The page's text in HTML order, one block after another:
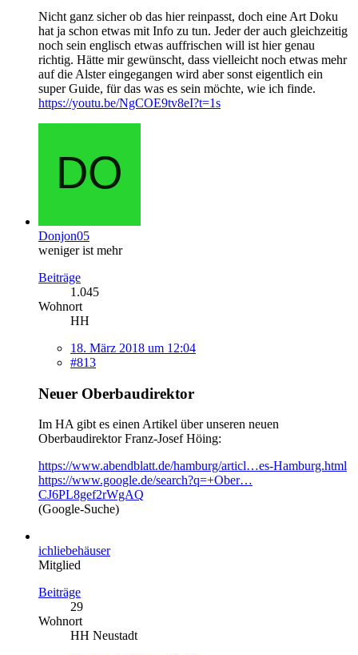
Nicht ganz sicher ob das hier reinpasst, doch eine Art Doku
hat ja schon etwas mit Info zu tun. Jeder der auch gleichzeitig
noch sein englisch etwas auffrischen will ist hier genau
richtig. Hätte mir gewünscht, dass vielleicht noch etwas mehr
auf die Alster eingegangen wird aber sonst eigentlich ein
super Guide, für das was es sein möchte, wie ich finde.
https://youtu.be/NgCOE9tv8eI?t=1s
Donjon05
weniger ist mehr
Beiträge
1.045
Wohnort
HH
18. März 2018 um 12:04
#813
Neuer Oberbaudirektor
Im HA gibt es einen Artikel über unseren neuen
Oberbaudirektor Franz-Josef Höing:
https://www.abendblatt.de/hamburg/articl…es-Hamburg.html
https://www.google.de/search?q=+Ober…
CJ6PL8gef2rWgAQ
(Google-Suche)
ichliebehäuser
Mitglied
Beiträge
29
Wohnort
HH Neustadt